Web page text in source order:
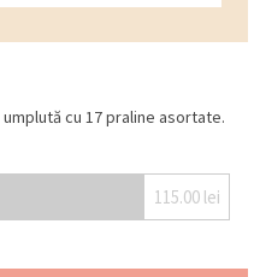
cu 17 praline asortate.
115.00 lei